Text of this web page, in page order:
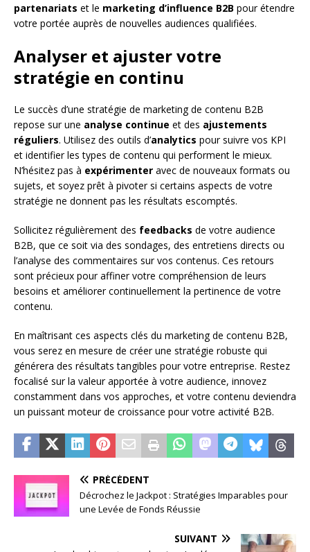
partenariats et le marketing d’influence B2B pour étendre
votre portée auprès de nouvelles audiences qualifiées.
Analyser et ajuster votre
stratégie en continu
Le succès d’une stratégie de marketing de contenu B2B
repose sur une analyse continue et des ajustements
réguliers. Utilisez des outils d’analytics pour suivre vos KPI
et identifier les types de contenu qui performent le mieux.
N’hésitez pas à expérimenter avec de nouveaux formats ou
sujets, et soyez prêt à pivoter si certains aspects de votre
stratégie ne donnent pas les résultats escomptés.
Sollicitez régulièrement des feedbacks de votre audience
B2B, que ce soit via des sondages, des entretiens directs ou
l’analyse des commentaires sur vos contenus. Ces retours
sont précieux pour affiner votre compréhension de leurs
besoins et améliorer continuellement la pertinence de votre
contenu.
En maîtrisant ces aspects clés du marketing de contenu B2B,
vous serez en mesure de créer une stratégie robuste qui
générera des résultats tangibles pour votre entreprise. Restez
focalisé sur la valeur apportée à votre audience, innovez
constamment dans vos approches, et votre contenu deviendra
un puissant moteur de croissance pour votre activité B2B.
PRÉCÉDENT
Décrochez le Jackpot : Stratégies Imparables pour
une Levée de Fonds Réussie
SUIVANT